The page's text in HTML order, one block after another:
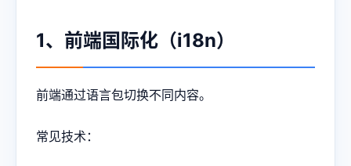
1、前端国际化（i18n）
前端通过语言包切换不同内容。
常见技术：